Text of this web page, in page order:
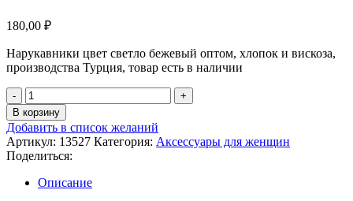
180,00 ₽
Нарукавники цвет светло бежевый оптом, хлопок и вискоза,
производства Турция, товар есть в наличии
В корзину
Добавить в список желаний
Артикул: 13527 Категория: Аксессуары для женщин
Поделиться:
Описание